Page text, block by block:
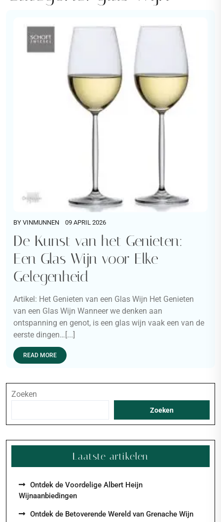
BY VINMUNNEN 09 APRIL 2026
De Kunst van het Genieten:
Een Glas Wijn voor Elke
Gelegenheid
Artikel: Het Genieten van een Glas Wijn Het Genieten
van een Glas Wijn Wanneer we denken aan
ontspanning en genot, is een glas wijn vaak een van de
eerste dingen…[...]
READ MORE
Zoeken
Zoeken
Laatste artikelen
Ontdek de Voordelige Albert Heijn
Wijnaanbiedingen
Ontdek de Betoverende Wereld van Grenache Wijn